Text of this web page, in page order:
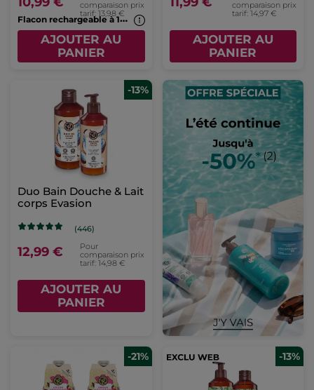
comparaison prix
tarif: 13,98 €F
lacon rechargeable à 1€*(7b)
AJOUTER AU
PANIER
comparaison prix
tarif: 14,97 €
AJOUTER AU
PANIER
-13%
Duo Bain Douche & Lait
corps Evasion
(446)
12,99 €
Pour
comparaison prix
tarif: 14,98 €
AJOUTER AU
PANIER
-21% -13%